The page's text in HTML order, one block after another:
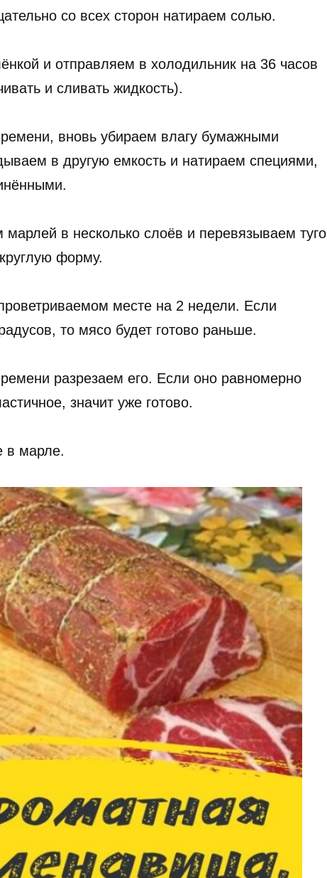
со всех сторон натираем солью.
и отправляем в холодильник на 36 часов
и сливать жидкость).
вновь убираем влагу бумажными
в другую емкость и натираем специями,
в несколько слоёв и перевязываем туго
форму.
месте на 2 недели. Если
то мясо будет готово раньше.
разрезаем его. Если оно равномерно
значит уже готово.
в марле.